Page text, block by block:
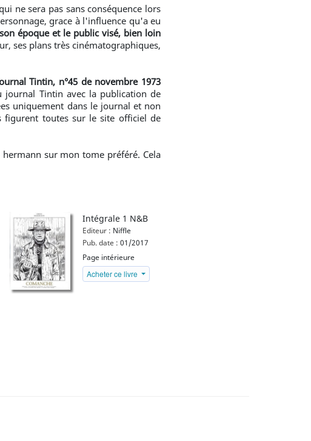
ne sera pas sans conséquence lors
grace à l'influence qu'a eu
époque et le public visé, bien loin
ses plans très cinématographiques,
Tintin, n°45 de novembre 1973
journal Tintin avec la publication de
uniquement dans le journal et non
figurent toutes sur le site officiel de
sur mon tome préféré. Cela
Intégrale 1 N&B
Editeur : Niffle
Pub. date : 01/2017
Page intérieure
Acheter ce livre